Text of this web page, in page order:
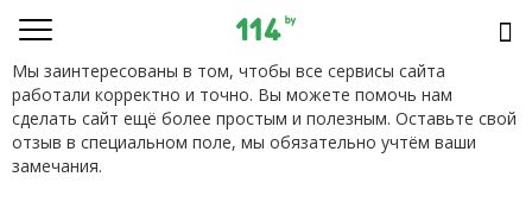
Мы заинтересованы в том, чтобы все сервисы сайта
работали корректно и точно. Вы можете помочь нам
сделать сайт ещё более простым и полезным. Оставьте свой
отзыв в специальном поле, мы обязательно учтём ваши
замечания.